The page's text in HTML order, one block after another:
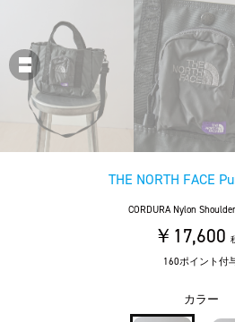
THE NORTH FACE
CORDURA Nylon
￥17,600
160ポイント付
カラー